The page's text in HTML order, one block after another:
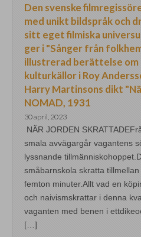
Den svenske
med unikt bildspråk och
sitt eget filmiska
ger i "Sånger från
illustrerad berättelse om
kulturkällor i Roy
Harry Martinsons dikt
NOMAD, 1931
30 april, 2023
NÄR JORDEN
smala avvägargår vagantens
lyssnande
småbarnskola skratta
femton minuter.Allt vad en
och naivismskrattar i denna
vaganten med benen i
[…]